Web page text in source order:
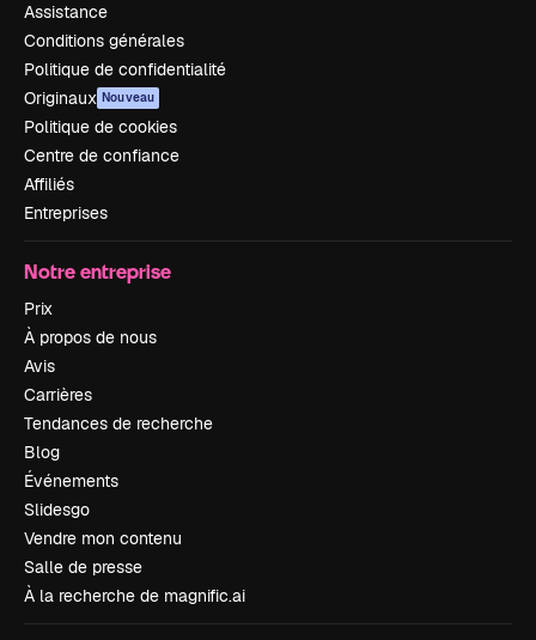
Assistance
Conditions générales
Politique de confidentialité
Originaux Nouveau
Politique de cookies
Centre de confiance
Affiliés
Entreprises
Notre entreprise
Prix
À propos de nous
Avis
Carrières
Tendances de recherche
Blog
Événements
Slidesgo
Vendre mon contenu
Salle de presse
À la recherche de magnific.ai